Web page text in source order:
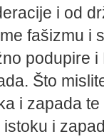
i od
fašizmu i
podupire
Što
i zapada
i